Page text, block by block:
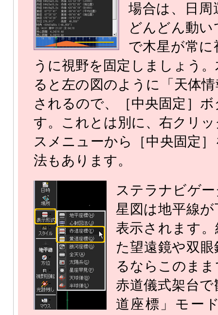
場合は、日
どんどん動
で木星が常
うに視野を固定しましょう
ると左の図のように「天体
されるので、［中央固定］
す。これとは別に、右クリ
スメニューから［中央固定
法もあります。
ステラナビゲ
星図は地平線
表示されます
た望遠鏡や双
るならこのま
赤道儀式架台
道座標」モー